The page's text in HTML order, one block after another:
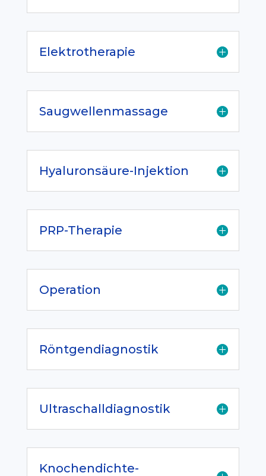
Elektrotherapie
Saugwellenmassage
Hyaluronsäure-Injektion
PRP-Therapie
Operation
Röntgendiagnostik
Ultraschalldiagnostik
Knochendichte-